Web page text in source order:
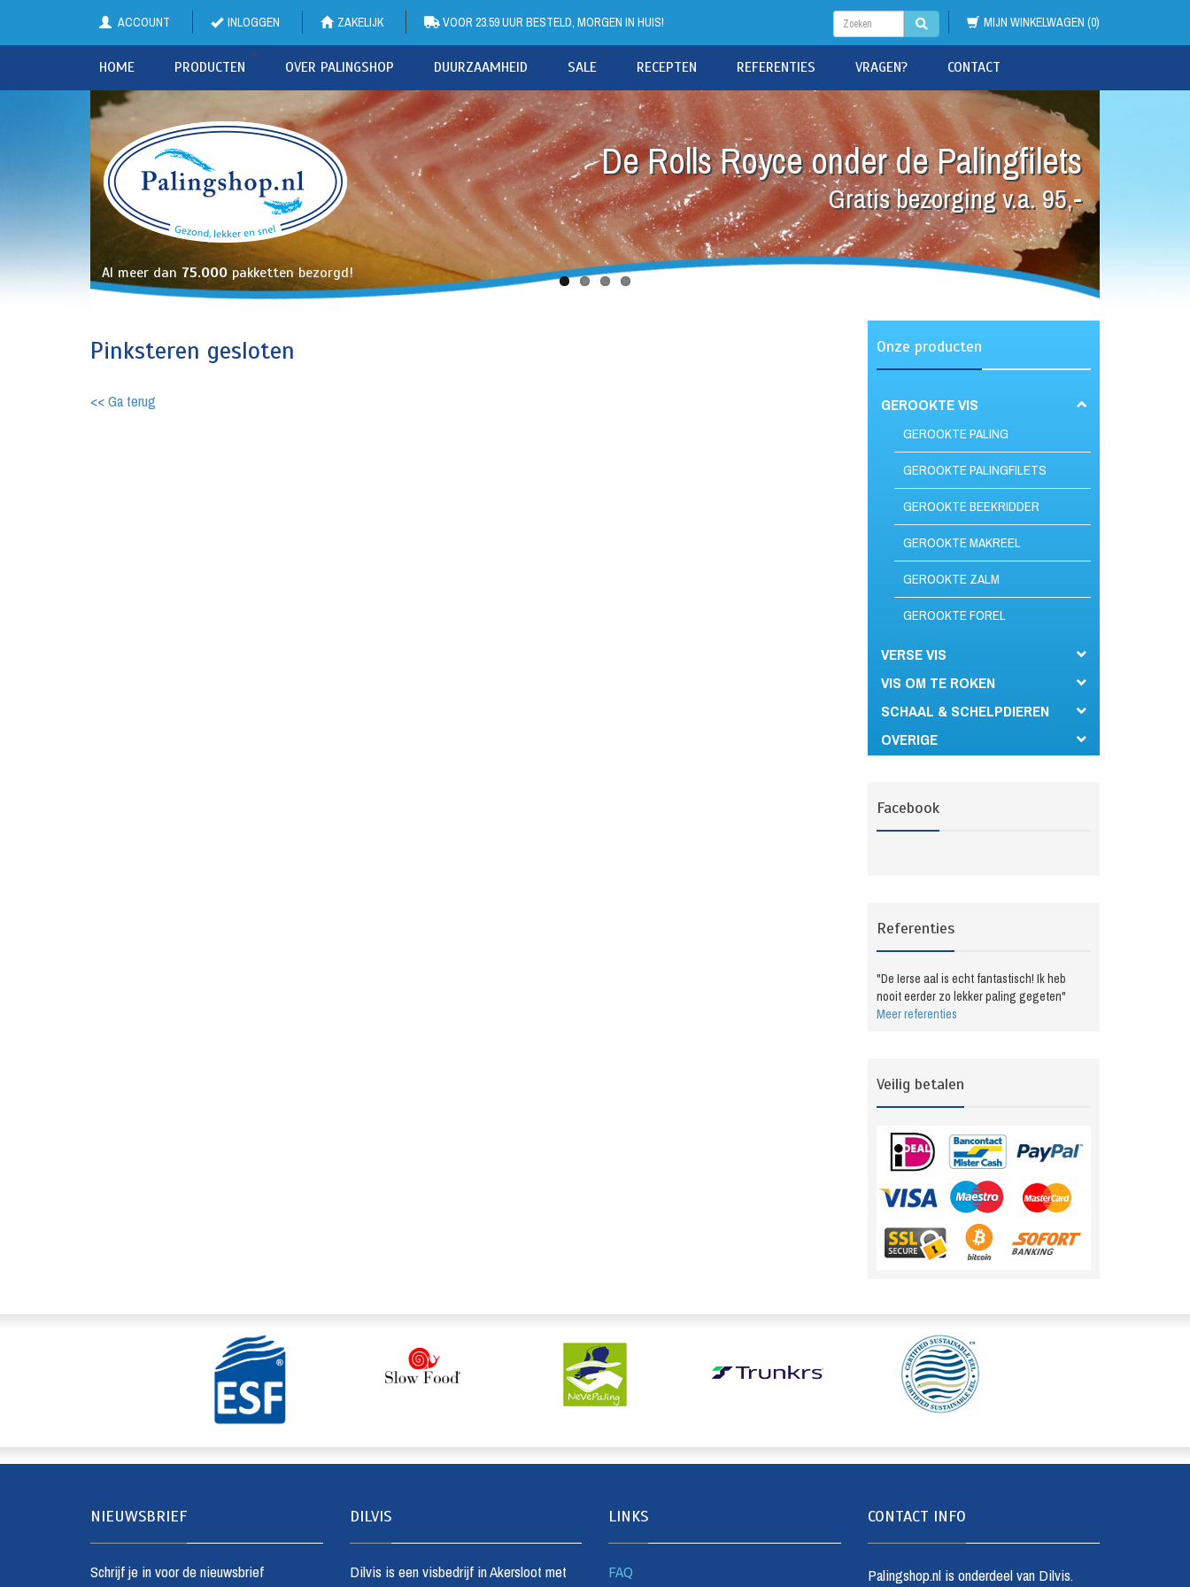
ACCOUNT INLOGGEN ZAKELIJK VOOR 23.59 UUR BESTELD, MORGEN IN HUIS! MIJN WINKELWAGEN (0)
HOME PRODUCTEN OVER PALINGSHOP DUURZAAMHEID SALE RECEPTEN REFERENTIES VRAGEN? CONTACT
Al meer dan 75.000 pakketten bezorgd!
De Rolls Royce onder de Palingfilets
Gratis bezorging v.a. 95,-
Pinksteren gesloten
<< Ga terug
Onze producten
GEROOKTE VIS
GEROOKTE PALING
GEROOKTE PALINGFILETS
GEROOKTE BEEKRIDDER
GEROOKTE MAKREEL
GEROOKTE ZALM
GEROOKTE FOREL
VERSE VIS
VIS OM TE ROKEN
SCHAAL & SCHELPDIEREN
OVERIGE
Facebook
Referenties
"De Ierse aal is echt fantastisch! Ik heb
nooit eerder zo lekker paling gegeten"
Meer referenties
Veilig betalen
NIEUWSBRIEF
Schrijf je in voor de nieuwsbrief
DILVIS
Dilvis is een visbedrijf in Akersloot met
LINKS
FAQ
CONTACT INFO
Palingshop.nl is onderdeel van Dilvis.